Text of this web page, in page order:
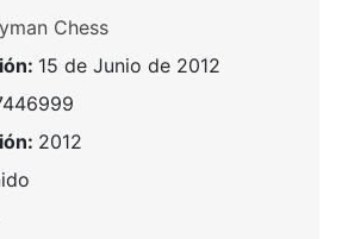
Chess
15 de Junio de 2012
2012